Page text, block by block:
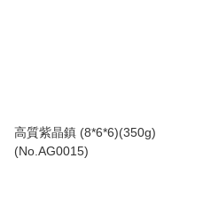
高質紫晶鎮 (8*6*6)(350g)
(No.AG0015)